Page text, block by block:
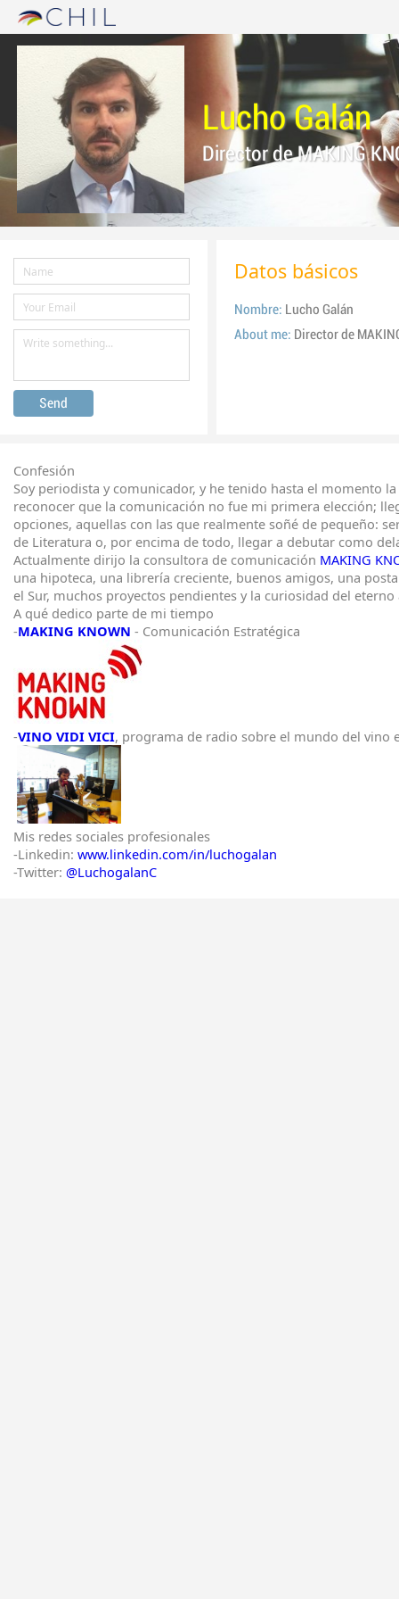
Lucho Galán
Director de MAKING
Datos básicos
Nombre:
Lucho Galán
About me: Director de
Confesión
Soy periodista y comunicador, y he tenido hasta el momento
reconocer que la comunicación no fue mi primera elección;
opciones, aquellas con las que realmente soñé de pequeño:
de Literatura o, por encima de todo, llegar a debutar como
Actualmente dirijo la consultora de comunicación MAKING
una hipoteca, una librería creciente, buenos amigos, una
el Sur, muchos proyectos pendientes y la curiosidad del
A qué dedico parte de mi tiempo
-MAKING KNOWN - Comunicación Estratégica
-VINO VIDI VICI, programa de radio sobre el mundo del vino
Mis redes sociales profesionales
-Linkedin: www.linkedin.com/in/luchogalan
-Twitter: @LuchogalanC